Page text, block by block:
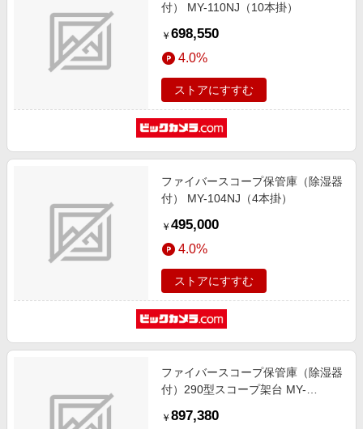
付） MY-110NJ（10本掛）
￥ 698,550
4.0%
ストアにすすむ
ファイバースコープ保管庫（除湿器
付） MY-104NJ（4本掛）
￥ 495,000
4.0%
ストアにすすむ
ファイバースコープ保管庫（除湿器
付）290型スコープ架台 MY-
￥ 897,380